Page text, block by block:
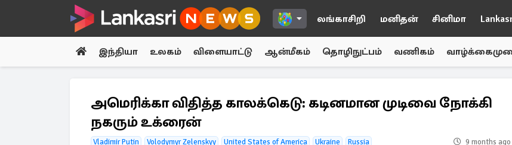
லங்காசிறி மனிதன் சினிமா
இந்தியா உலகம் விளையாட்டு ஆன்மீகம் தொழிநுட்பம் வணிகம்
அமெரிக்கா விதித்த காலக்கெடு: கடினமான முடிவை நோக்கி
நகரும் உக்ரைன்
Vladimir Putin Volodymyr Zelenskyy United States of America Ukraine Russia 9 months ago